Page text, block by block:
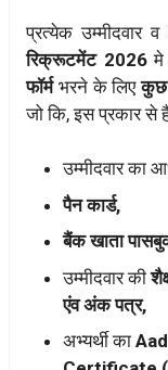
प्रत्येक उम्मीदवार
रिक्रूटमेंट 2026मे
फॉर्मभरने के लिएकुछ
जो कि, इस प्रकार से
उम्मीदवार का
पैन कार्ड,
बैंक खाता
उम्मीदवार की
एंव अंक पत्र,
अभ्यर्थी का